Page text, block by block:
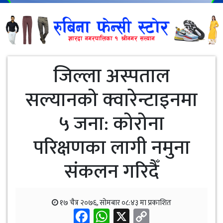
जिल्ला अस्पताल
सल्यानको क्वारेन्टाइनमा
५ जना: कोरोना
परिक्षणका लागी नमुना
संकलन गरिदैँ
१७ चैत्र २०७६, सोमबार ०८:४३ मा प्रकाशित
Facebook
WhatsApp
X